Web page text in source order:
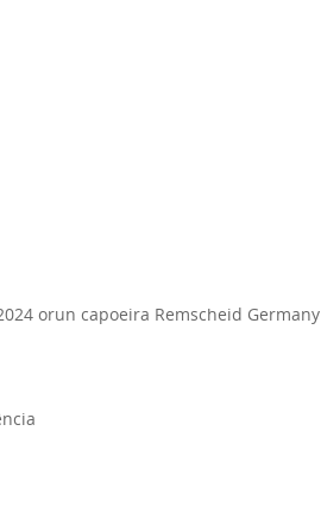
orun capoeira Remscheid Germany